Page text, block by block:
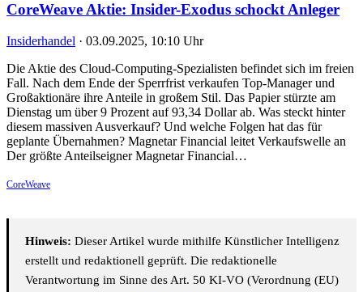
CoreWeave Aktie: Insider-Exodus schockt Anleger
Insiderhandel · 03.09.2025, 10:10 Uhr
Die Aktie des Cloud-Computing-Spezialisten befindet sich im freien
Fall. Nach dem Ende der Sperrfrist verkaufen Top-Manager und
Großaktionäre ihre Anteile in großem Stil. Das Papier stürzte am
Dienstag um über 9 Prozent auf 93,34 Dollar ab. Was steckt hinter
diesem massiven Ausverkauf? Und welche Folgen hat das für
geplante Übernahmen? Magnetar Financial leitet Verkaufswelle an
Der größte Anteilseigner Magnetar Financial…
CoreWeave
Hinweis: Dieser Artikel wurde mithilfe Künstlicher Intelligenz
erstellt und redaktionell geprüft. Die redaktionelle
Verantwortung im Sinne des Art. 50 KI-VO (Verordnung (EU)